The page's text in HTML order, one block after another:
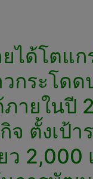
ได้โตแก
วกระโ
ภายในปี
ตั้งเป้
ว 2,000